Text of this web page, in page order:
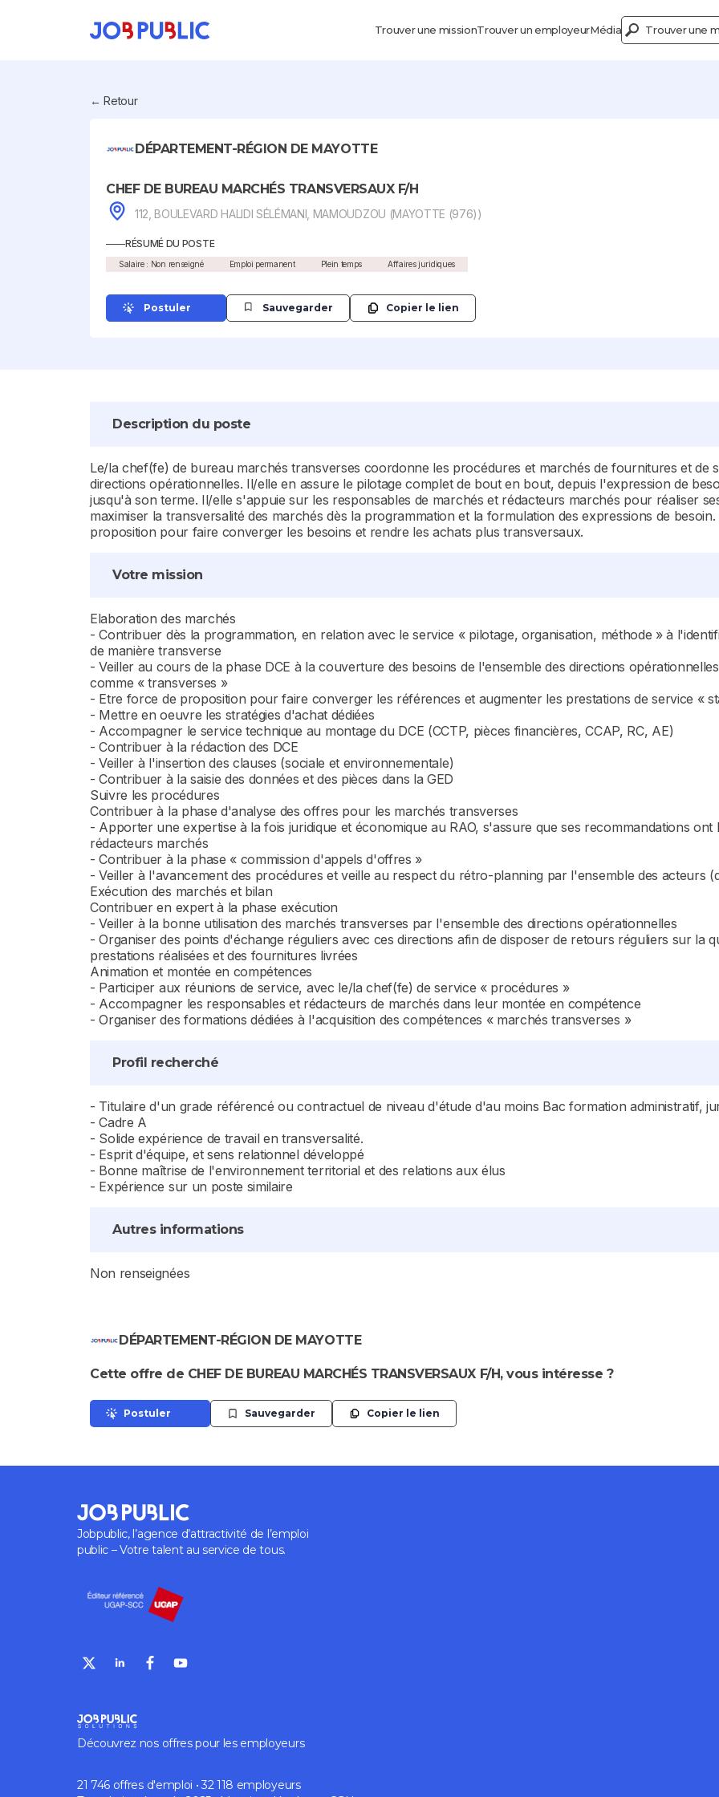
Trouver une missionTrouver un employeurMédia Trouver une
← Retour
DÉPARTEMENT-RÉGION DE MAYOTTE
CHEF DE BUREAU MARCHÉS TRANSVERSAUX F/H
112, BOULEVARD HALIDI SÉLÉMANI, MAMOUDZOU (MAYOTTE (976))
RÉSUMÉ DU POSTE
Salaire : Non renseigné Emploi permanent Plein temps Affaires juridiques
Postuler Sauvegarder Copier le lien
Description du poste
Le/la chef(fe) de bureau marchés transverses coordonne les procédures et marchés de fournitures et de
directions opérationnelles. Il/elle en assure le pilotage complet de bout en bout, depuis l'expression de
jusqu'à son terme. Il/elle s'appuie sur les responsables de marchés et rédacteurs marchés pour réaliser
maximiser la transversalité des marchés dès la programmation et la formulation des expressions de
proposition pour faire converger les besoins et rendre les achats plus transversaux.
Votre mission
Elaboration des marchés
- Contribuer dès la programmation, en relation avec le service « pilotage, organisation, méthode » à
de manière transverse
- Veiller au cours de la phase DCE à la couverture des besoins de l'ensemble des directions
comme « transverses »
- Etre force de proposition pour faire converger les références et augmenter les prestations de service «
- Mettre en oeuvre les stratégies d'achat dédiées
- Accompagner le service technique au montage du DCE (CCTP, pièces financières, CCAP, RC, AE)
- Contribuer à la rédaction des DCE
- Veiller à l'insertion des clauses (sociale et environnementale)
- Contribuer à la saisie des données et des pièces dans la GED
Suivre les procédures
Contribuer à la phase d'analyse des offres pour les marchés transverses
- Apporter une expertise à la fois juridique et économique au RAO, s'assure que ses recommandations
rédacteurs marchés
- Contribuer à la phase « commission d'appels d'offres »
- Veiller à l'avancement des procédures et veille au respect du rétro-planning par l'ensemble des acteurs
Exécution des marchés et bilan
Contribuer en expert à la phase exécution
- Veiller à la bonne utilisation des marchés transverses par l'ensemble des directions opérationnelles
- Organiser des points d'échange réguliers avec ces directions afin de disposer de retours réguliers sur la
prestations réalisées et des fournitures livrées
Animation et montée en compétences
- Participer aux réunions de service, avec le/la chef(fe) de service « procédures »
- Accompagner les responsables et rédacteurs de marchés dans leur montée en compétence
- Organiser des formations dédiées à l'acquisition des compétences « marchés transverses »
Profil recherché
- Titulaire d'un grade référencé ou contractuel de niveau d'étude d'au moins Bac formation administratif,
- Cadre A
- Solide expérience de travail en transversalité.
- Esprit d'équipe, et sens relationnel développé
- Bonne maîtrise de l'environnement territorial et des relations aux élus
- Expérience sur un poste similaire
Autres informations
Non renseignées
DÉPARTEMENT-RÉGION DE MAYOTTE
Cette offre de CHEF DE BUREAU MARCHÉS TRANSVERSAUX F/H, vous intéresse ?
Postuler Sauvegarder Copier le lien
Jobpublic, l’agence d’attractivité de l’emploi
public – Votre talent au service de tous.
Découvrez nos offres pour les employeurs
21 746 offres d'emploi • 32 118 employeurs